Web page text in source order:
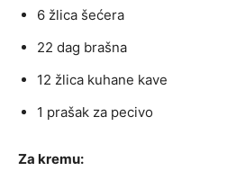
6 žlica šećera
22 dag brašna
12 žlica kuhane kave
1 prašak za pecivo
Za kremu: